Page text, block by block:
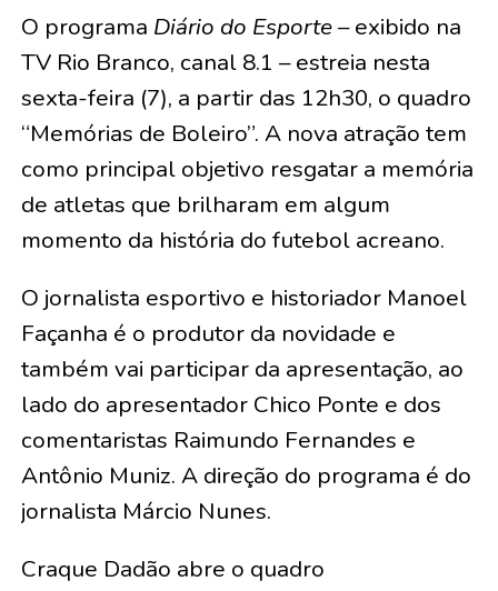
O programa Diário do Esporte– exibido na
TV Rio Branco, canal 8.1 – estreia nesta
sexta-feira (7), a partir das 12h30, o quadro
“Memórias de Boleiro”. A nova atração tem
como principal objetivo resgatar a memória
de atletas que brilharam em algum
momento da história do futebol acreano.
O jornalista esportivo e historiador Manoel
Façanha é o produtor da novidade e
também vai participar da apresentação, ao
lado do apresentador Chico Ponte e dos
comentaristas Raimundo Fernandes e
Antônio Muniz. A direção do programa é do
jornalista Márcio Nunes.
Craque Dadão abre o quadro